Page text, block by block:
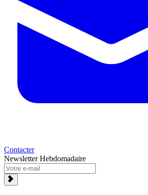
Contacter
Newsletter Hebdomadaire